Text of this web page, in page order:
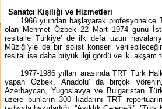
Sanatçı Kişiliği ve Hizmetleri
1966 yılından başlayarak profesyonelce
olan Mehmet Özbek 22 Mart 1974 günü
resitalle Türkiye' de ilk defa uzun
Müziği'yle de bir solist konseri
resital ise daha büyük ilgi gördü ve iki akşam
1977-1986 yılları arasında TRT Türk
yapan Özbek, Anadolu' da birçok
Azerbaycan, Yugoslavya ve Bulgaristan
üzere bunların 300 kadarını TRT